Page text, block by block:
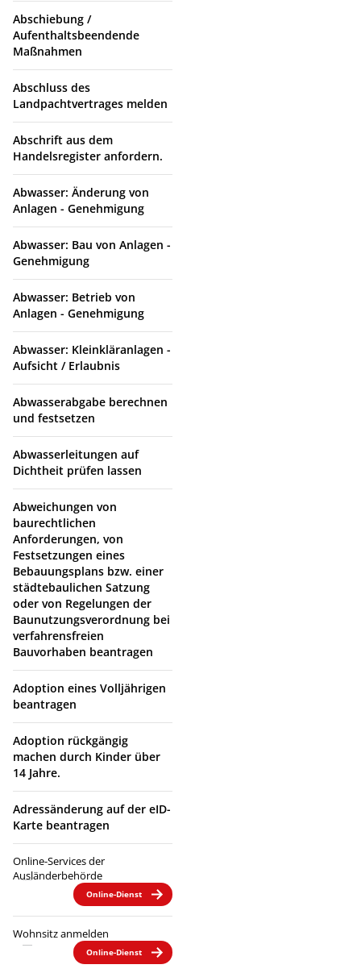
Abschiebung /
Aufenthaltsbeendende
Maßnahmen
Abschluss des
Landpachtvertrages melden
Abschrift aus dem
Handelsregister anfordern.
Abwasser: Änderung von
Anlagen - Genehmigung
Abwasser: Bau von Anlagen -
Genehmigung
Abwasser: Betrieb von
Anlagen - Genehmigung
Abwasser: Kleinkläranlagen -
Aufsicht / Erlaubnis
Abwasserabgabe berechnen
und festsetzen
Abwasserleitungen auf
Dichtheit prüfen lassen
Abweichungen von
baurechtlichen
Anforderungen, von
Festsetzungen eines
Bebauungsplans bzw. einer
städtebaulichen Satzung
oder von Regelungen der
Baunutzungsverordnung bei
verfahrensfreien
Bauvorhaben beantragen
Adoption eines Volljährigen
beantragen
Adoption rückgängig
machen durch Kinder über
14 Jahre.
Adressänderung auf der eID-
Karte beantragen
Online-Services der
Ausländerbehörde
Online-Dienst
Wohnsitz anmelden
Online-Dienst